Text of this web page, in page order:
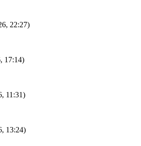
22:27)
17:14)
11:31)
13:24)